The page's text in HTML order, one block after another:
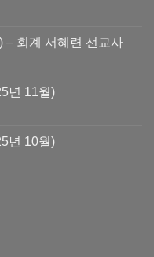
– 회계 서혜련 선교사
년 11월)
년 10월)